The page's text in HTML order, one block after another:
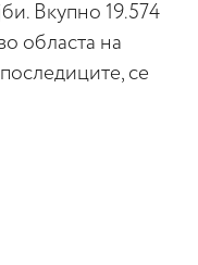
Вкупно 19.574
областа на
се